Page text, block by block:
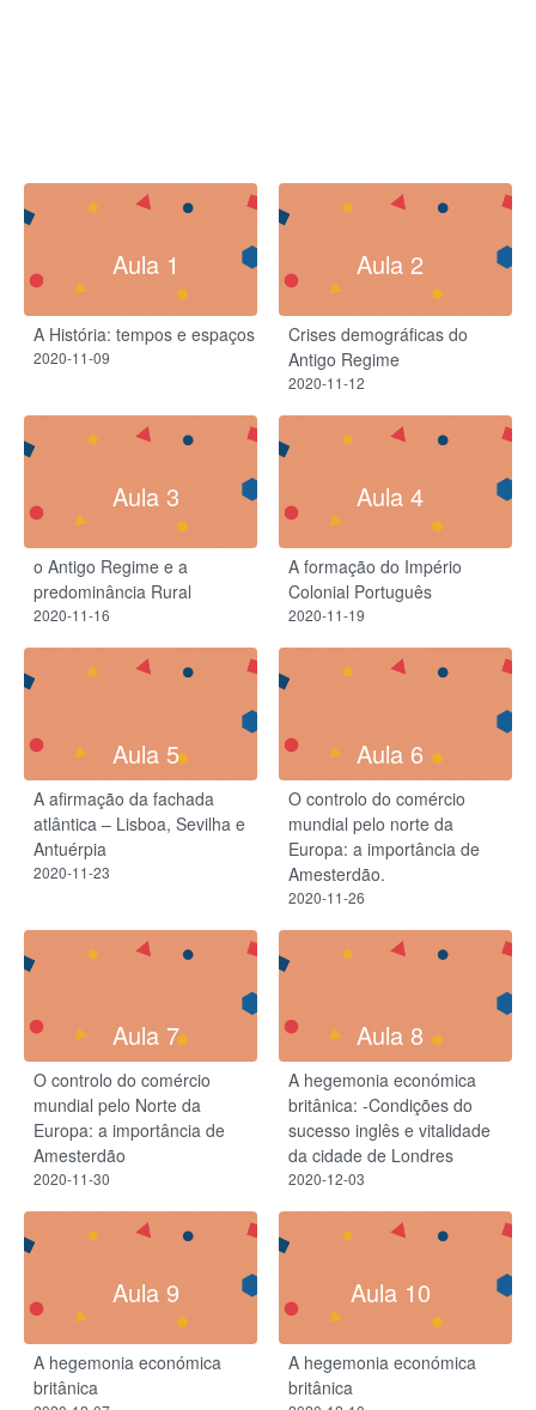
Aula 1
A História: tempos e espaços
2020-11-09
Aula 2
Crises demográficas do
Antigo Regime
2020-11-12
Aula 3
o Antigo Regime e a
predominância Rural
2020-11-16
Aula 4
A formação do Império
Colonial Português
2020-11-19
Aula 5
A afirmação da fachada
atlântica – Lisboa, Sevilha e
Antuérpia
2020-11-23
Aula 6
O controlo do comércio
mundial pelo norte da
Europa: a importância de
Amesterdão.
2020-11-26
Aula 7
O controlo do comércio
mundial pelo Norte da
Europa: a importância de
Amesterdão
2020-11-30
Aula 8
A hegemonia económica
britânica: -Condições do
sucesso inglês e vitalidade
da cidade de Londres
2020-12-03
Aula 9
A hegemonia económica
britânica
Aula 10
A hegemonia económica
britânica